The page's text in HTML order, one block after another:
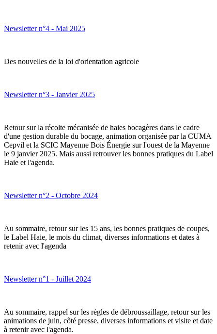
Newsletter n°4 - Mai 2025
Des nouvelles de la loi d'orientation agricole
Newsletter n°3 - Janvier 2025
Retour sur la récolte mécanisée de haies bocagères dans le cadre
d'une gestion durable du bocage, animation organisée par la CUMA
Cepvil et la SCIC Mayenne Bois Énergie sur l'ouest de la Mayenne
le 9 janvier 2025. Mais aussi retrouver les bonnes pratiques du Label
Haie et l'agenda.
Newsletter n°2 - Octobre 2024
Au sommaire, retour sur les 15 ans, les bonnes pratiques de coupes,
le Label Haie, le mois du climat, diverses informations et dates à
retenir avec l'agenda
Newsletter n°1 - Juillet 2024
Au sommaire, rappel sur les règles de débroussaillage, retour sur les
animations de juin, côté presse, diverses informations et visite et date
à retenir avec l'agenda.